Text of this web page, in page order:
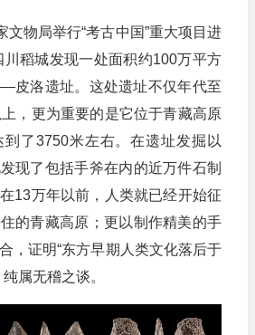
文物局举行“考古中国”重大项目进
川稻城发现一处面积约100万平方
皮洛遗址。这处遗址不仅年代至
，更为重要的是它位于青藏高原
了3750米左右。在遗址发掘以
现了包括手斧在内的近万件石制
13万年以前，人类就已经开始征
的青藏高原；更以制作精美的手
，证明“东方早期人类文化落后于
属无稽之谈。